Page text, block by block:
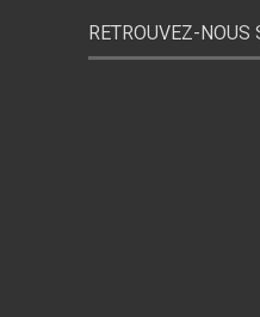
RETROUVEZ-NOUS